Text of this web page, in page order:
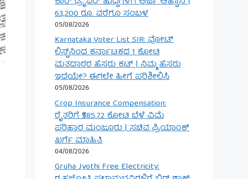
63,200 ರೂ. ವರೆಗೂ ಸಂಬಳ
05/08/2026
Karnataka Voter List SIR: ವೋಟ್
ಲಿಸ್ಟ್‌ನಿಂದ ಕರ್ನಾಟಕದ 1 ಕೋಟಿ
ಮತದಾರರ ಹೆಸರು ಕಟ್ | ನಿಮ್ಮ ಹೆಸರು
ಇದೆಯೇ? ಈಗಲೇ ಹೀಗೆ ಪರಿಶೀಲಿಸಿ
05/08/2026
Crop Insurance Compensation:
ರೈತರಿಗೆ ₹585.72 ಕೋಟಿ ಬೆಳೆ ವಿಮೆ
ಪರಿಹಾರ ಮಂಜೂರು | ಸಚಿವ ಪ್ರಿಯಾಂಕ್
ಖರ್ಗೆ ಮಾಹಿತಿ
04/08/2026
Gruha Jyothi Free Electricity: